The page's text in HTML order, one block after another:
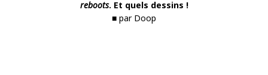
reboots. Et quels dessins !
■ par Doop